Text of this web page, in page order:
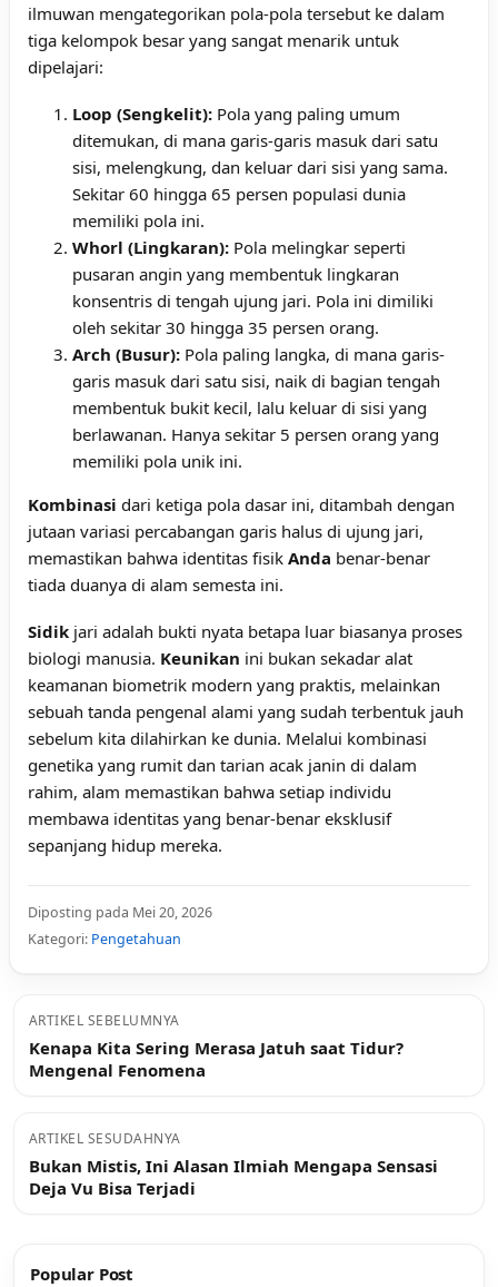
ilmuwan mengategorikan pola-pola tersebut ke dalam
tiga kelompok besar yang sangat menarik untuk
dipelajari:
Loop (Sengkelit): Pola yang paling umum
ditemukan, di mana garis-garis masuk dari satu
sisi, melengkung, dan keluar dari sisi yang sama.
Sekitar 60 hingga 65 persen populasi dunia
memiliki pola ini.
Whorl (Lingkaran): Pola melingkar seperti
pusaran angin yang membentuk lingkaran
konsentris di tengah ujung jari. Pola ini dimiliki
oleh sekitar 30 hingga 35 persen orang.
Arch (Busur): Pola paling langka, di mana garis-
garis masuk dari satu sisi, naik di bagian tengah
membentuk bukit kecil, lalu keluar di sisi yang
berlawanan. Hanya sekitar 5 persen orang yang
memiliki pola unik ini.
Kombinasi dari ketiga pola dasar ini, ditambah dengan
jutaan variasi percabangan garis halus di ujung jari,
memastikan bahwa identitas fisik Anda benar-benar
tiada duanya di alam semesta ini.
Sidik jari adalah bukti nyata betapa luar biasanya proses
biologi manusia. Keunikan ini bukan sekadar alat
keamanan biometrik modern yang praktis, melainkan
sebuah tanda pengenal alami yang sudah terbentuk jauh
sebelum kita dilahirkan ke dunia. Melalui kombinasi
genetika yang rumit dan tarian acak janin di dalam
rahim, alam memastikan bahwa setiap individu
membawa identitas yang benar-benar eksklusif
sepanjang hidup mereka.
Diposting pada Mei 20, 2026
Kategori: Pengetahuan
ARTIKEL SEBELUMNYA
Kenapa Kita Sering Merasa Jatuh saat Tidur?
Mengenal Fenomena
ARTIKEL SESUDAHNYA
Bukan Mistis, Ini Alasan Ilmiah Mengapa Sensasi
Deja Vu Bisa Terjadi
Popular Post